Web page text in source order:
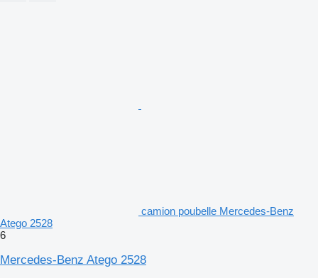
camion poubelle Mercedes-Benz
Atego 2528
6
Mercedes-Benz Atego 2528